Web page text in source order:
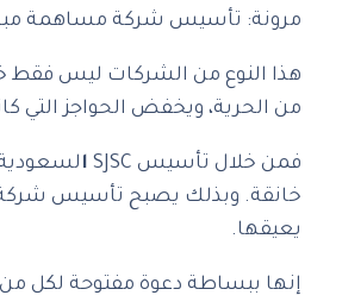
مرونة: تأسيس شركة مساهمة
هذا النوع من الشركات ليس فقط
من الحرية، ويخفض الحواجز التي
فمن خلال تأسيس SJSCا
خانقة. وبذلك يصبح تأسيس شركة
يعيقها.
إنها ببساطة دعوة مفتوحة لكل